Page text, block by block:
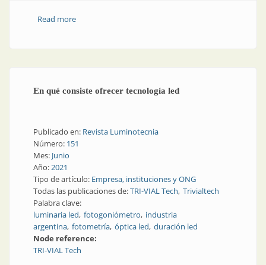
Read moreabout Cuenta regresiva para salir andando: luz verde
En qué consiste ofrecer tecnología led
Publicado en: Revista Luminotecnia
Número: 151
Mes: Junio
Año:2021
Tipo de artículo: Empresa, instituciones y ONG
Todas las publicaciones de:TRI-VIAL Tech Trivialtech
Palabra clave:
luminaria led fotogoniómetro industria
argentina fotometría óptica led duración led
Node reference:
TRI-VIAL Tech